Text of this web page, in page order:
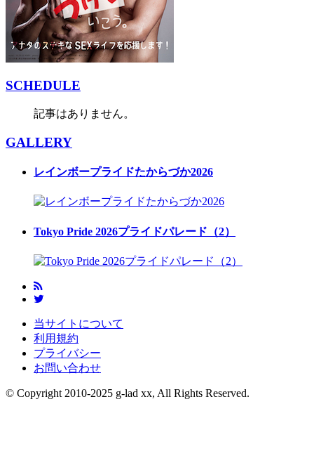
SCHEDULE
記事はありません。
GALLERY
レインボープライドたからづか2026
Tokyo Pride 2026プライドパレード（2）
当サイトについて
利用規約
プライバシー
お問い合わせ
© Copyright 2010-2025 g-lad xx, All Rights Reserved.